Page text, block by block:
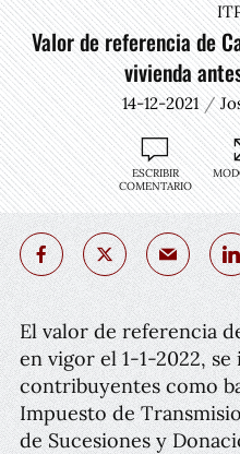
Valor de referencia de
vivienda
14-12-2021
ESCRIBIR
COMENTARIO
El valor de referencia
en vigor el 1-1-2022,
contribuyentes como
Impuesto de
de Sucesiones y